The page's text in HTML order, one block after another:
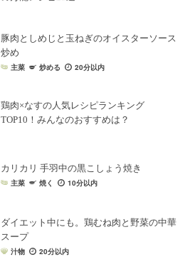
豚肉としめじと玉ねぎのオイスターソース
炒め
主菜 炒める 20分以内
鶏肉×なすの人気レシピランキング
TOP10！みんなのおすすめは？
カリカリ 手羽中の黒こしょう焼き
主菜 焼く 10分以内
ダイエット中にも。鶏むね肉と野菜の中華
スープ
汁物 20分以内